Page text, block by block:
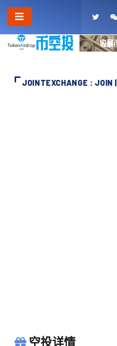
JOINTEXCHANGE : JOIN |
空投详情